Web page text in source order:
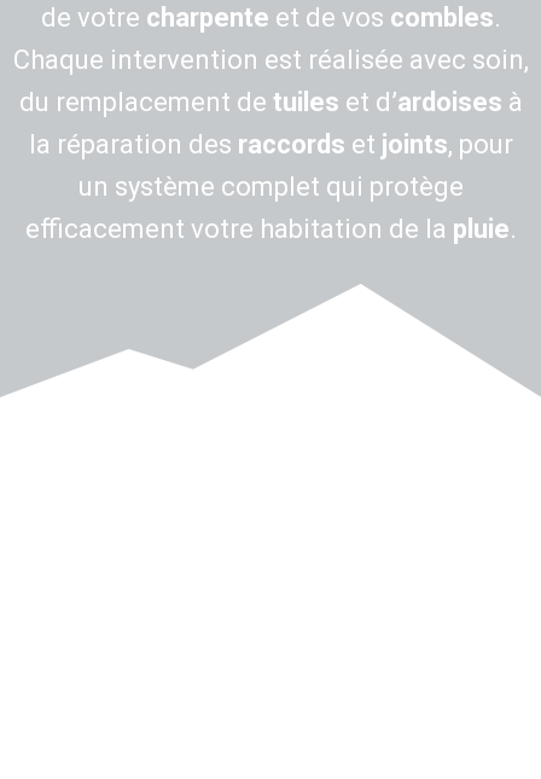
de votre charpente et de vos combles.
Chaque intervention est réalisée avec soin,
du remplacement de tuiles et d’ardoises à
la réparation des raccords et joints, pour
un système complet qui protège
efficacement votre habitation de la pluie.